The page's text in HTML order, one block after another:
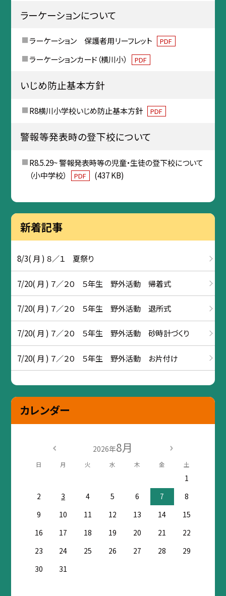
ラーケーションについて
ラーケーション 保護者用リーフレット PDF
ラーケーションカード（横川小） PDF
いじめ防止基本方針
R8横川小学校いじめ防止基本方針 PDF
警報等発表時の登下校について
R8.5.29~ 警報発表時等の児童・生徒の登下校について
（小中学校）
PDF (437 KB)
新着記事
8/3( 月 ) ８／１ 夏祭り
7/20( 月 ) ７／２０ ５年生 野外活動 帰着式
7/20( 月 ) ７／２０ ５年生 野外活動 退所式
7/20( 月 ) ７／２０ ５年生 野外活動 砂時計づくり
7/20( 月 ) ７／２０ ５年生 野外活動 お片付け
カレンダー
2026年8月
日 月 火 水 木 金 土
1
2
3 4 5 6 7
8
9
10 11 12 13 14
15
16
17 18 19 20 21
22
23
24 25 26 27 28
29
30
31